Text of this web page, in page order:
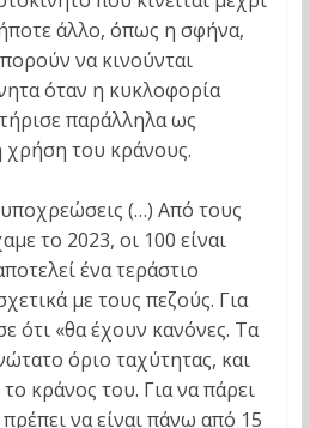
άλλο, όπως η σφήνα,
να κινούνται
όταν η κυκλοφορία
παράλληλα ως
χρήση του κράνους.
υποχρεώσεις (…) Από τους
το 2023, οι 100 είναι
ένα τεράστιο
με τους πεζούς. Για
ότι «θα έχουν κανόνες. Τα
όριο ταχύτητας, και
κράνος του. Για να πάρει
να είναι πάνω από 15